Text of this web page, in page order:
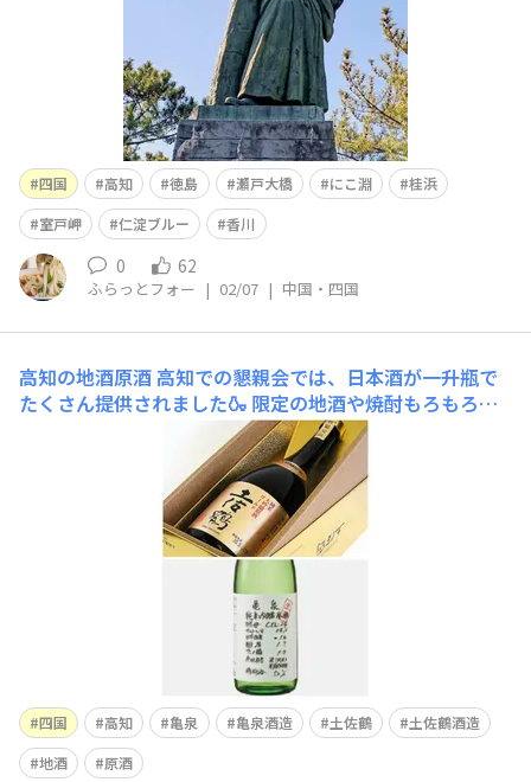
四国 高知 徳島 瀬戸大橋 にこ淵
桂浜
室戸岬
仁淀ブルー 香川
0 62
ふらっとフォー | 02/07 | 中国・四国
高知の地酒原酒 高知での懇親会では、日本酒が一升瓶で
たくさん提供されました🍶 限定の地酒や焼酎もろもろあ
りましたが、翌日クルマのため特におすすめの土佐鶴と亀
泉を少し頂きました。美味しかった😋
四国 高知 亀泉 亀泉酒造 土佐鶴
土佐鶴酒造
地酒
原酒